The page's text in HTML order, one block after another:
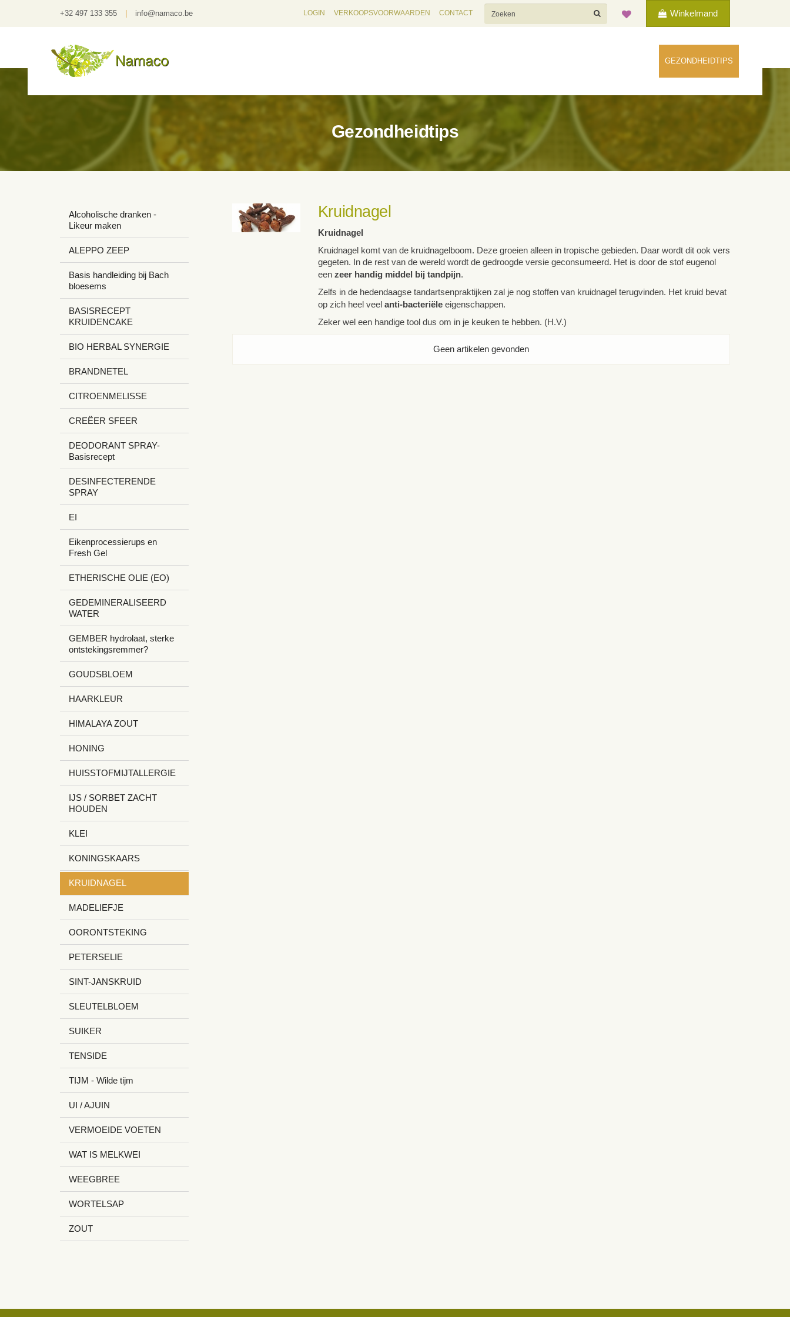
+32 497 133 355 info@namaco.be LOGIN VERKOOPSVOORWAARDEN CONTACT Winkelmand
GEZONDHEIDTIPS
Gezondheidtips
Alcoholische dranken -
Likeur maken
ALEPPO ZEEP
Basis handleiding bij Bach
bloesems
BASISRECEPT
KRUIDENCAKE
BIO HERBAL SYNERGIE
BRANDNETEL
CITROENMELISSE
CREËER SFEER
DEODORANT SPRAY-
Basisrecept
DESINFECTERENDE
SPRAY
EI
Eikenprocessierups en
Fresh Gel
ETHERISCHE OLIE (EO)
GEDEMINERALISEERD
WATER
GEMBER hydrolaat, sterke
ontstekingsremmer?
GOUDSBLOEM
HAARKLEUR
HIMALAYA ZOUT
HONING
HUISSTOFMIJTALLERGIE
IJS / SORBET ZACHT
HOUDEN
KLEI
KONINGSKAARS
KRUIDNAGEL
MADELIEFJE
OORONTSTEKING
PETERSELIE
SINT-JANSKRUID
SLEUTELBLOEM
SUIKER
TENSIDE
TIJM - Wilde tijm
UI / AJUIN
VERMOEIDE VOETEN
WAT IS MELKWEI
WEEGBREE
WORTELSAP
ZOUT
Kruidnagel
Kruidnagel
Kruidnagel komt van de kruidnagelboom. Deze groeien alleen in tropische gebieden. Daar wordt dit ook vers
gegeten. In de rest van de wereld wordt de gedroogde versie geconsumeerd. Het is door de stof eugenol
eenzeer handig middel bij tandpijn.
Zelfs in de hedendaagse tandartsenpraktijken zal je nog stoffen van kruidnagel terugvinden. Het kruid bevat
op zich heel veel anti-bacteriëleeigenschappen.
Zeker wel een handige tool dus om in je keuken te hebben. (H.V.)
Geen artikelen gevonden